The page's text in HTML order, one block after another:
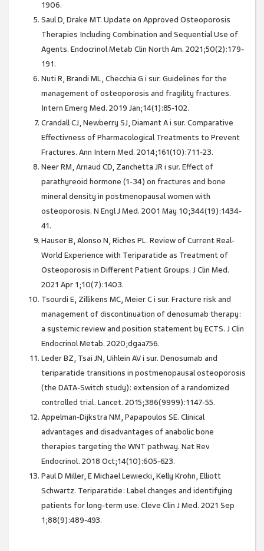
1906.
Saul D, Drake MT. Update on Approved Osteoporosis
Therapies Including Combination and Sequential Use of
Agents. Endocrinol Metab Clin North Am. 2021;50(2):179-
191.
Nuti R, Brandi ML, Checchia G i sur. Guidelines for the
management of osteoporosis and fragility fractures.
Intern Emerg Med. 2019 Jan;14(1):85-102.
Crandall CJ, Newberry SJ, Diamant A i sur. Comparative
Effectivness of Pharmacological Treatments to Prevent
Fractures. Ann Intern Med. 2014;161(10):711-23.
Neer RM, Arnaud CD, Zanchetta JR i sur. Effect of
parathyreoid hormone (1-34) on fractures and bone
mineral density in postmenopausal women with
osteoporosis. N Engl J Med. 2001 May 10;344(19):1434-
41.
Hauser B, Alonso N, Riches PL. Review of Current Real-
World Experience with Teriparatide as Treatment of
Osteoporosis in Different Patient Groups. J Clin Med.
2021 Apr 1;10(7):1403.
Tsourdi E, Zillikens MC, Meier C i sur. Fracture risk and
management of discontinuation of denosumab therapy:
a systemic review and position statement by ECTS. J Clin
Endocrinol Metab. 2020;dgaa756.
Leder BZ, Tsai JN, Uihlein AV i sur. Denosumab and
teriparatide transitions in postmenopausal osteoporosis
(the DATA-Switch study): extension of a randomized
controlled trial. Lancet. 2015;386(9999):1147-55.
Appelman-Dijkstra NM, Papapoulos SE. Clinical
advantages and disadvantages of anabolic bone
therapies targeting the WNT pathway. Nat Rev
Endocrinol. 2018 Oct;14(10):605-623.
Paul D Miller, E Michael Lewiecki, Kelly Krohn, Elliott
Schwartz. Teriparatide: Label changes and identifying
patients for long-term use. Cleve Clin J Med. 2021 Sep
1;88(9):489-493.